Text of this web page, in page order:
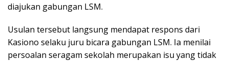
diajukan gabungan LSM.
Usulan tersebut langsung mendapat respons dari
Kasiono selaku juru bicara gabungan LSM. Ia menilai
persoalan seragam sekolah merupakan isu yang tidak